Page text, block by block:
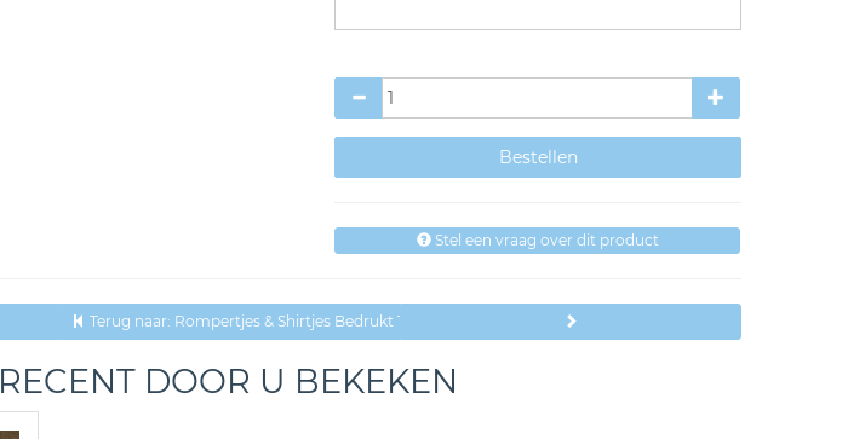
Stel een vraag over dit product
Terug naar: Rompertjes & Shirtjes Bedrukt Teksten Papa
RECENT DOOR U BEKEKEN